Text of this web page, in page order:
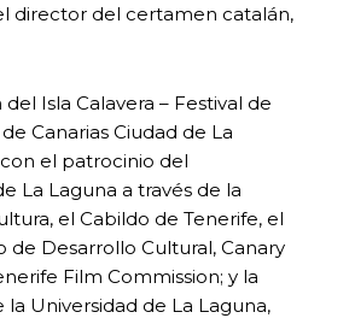
director del certamen catalán,
Isla Calavera – Festival de
Canarias Ciudad de La
el patrocinio del
La Laguna a través de la
el Cabildo de Tenerife, el
de Desarrollo Cultural, Canary
Film Commission; y la
Universidad de La Laguna,